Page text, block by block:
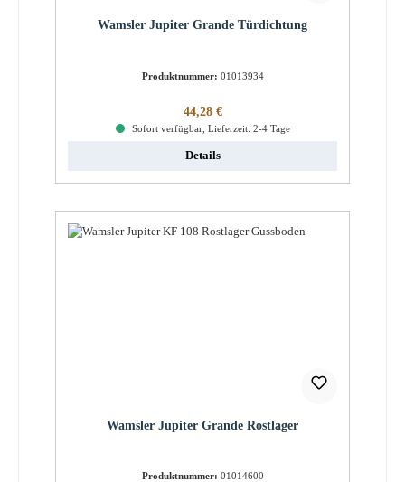
Wamsler Jupiter Grande Türdichtung
Produktnummer: 01013934
Regulärer Preis:
44,28 €
Sofort verfügbar, Lieferzeit: 2-4 Tage
Details
Wamsler Jupiter Grande Rostlager
Produktnummer: 01014600